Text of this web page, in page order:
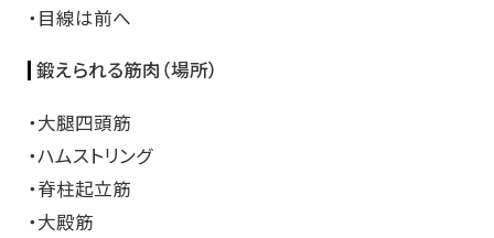
・目線は前へ
鍛えられる筋肉（場所）
・大腿四頭筋
・ハムストリング
・脊柱起立筋
・大殿筋